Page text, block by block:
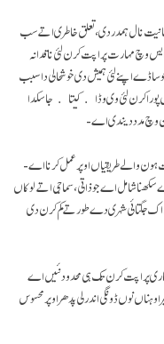
نال ہمدردی، تعلق خاطری اتےسب
وچ مہارت پراپت کرن لئی ناقدانہ
ساڈے اپنے لئی ہمیش دی خوشحالی دا سبب
کرن لئی وی وڈا کیتا جا سکدا
وچ مدد دیندی اے-
والے طریقیاں اوپر عمل کرنا اے-
شامل اے جو ذاتی، سماجی اتے لوکاں
اک جگتائی شہری دے طور تے کم کرن دی
پراپت کرن تک ہی محدود نئیں اے
نوں ڈونگی اندرلی پدھر اوپر محسوس